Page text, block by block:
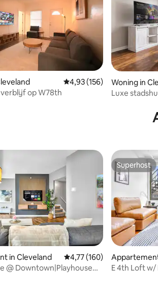
Gemiddelde beoordeling
4,93 (156)
op W78th
Woning in
Luxe
in Cleveland Gemiddelde beoordeling
4,77 (160)
@ Downtown|Playhouse
Superhost
Superhost
E 4th Loft w/